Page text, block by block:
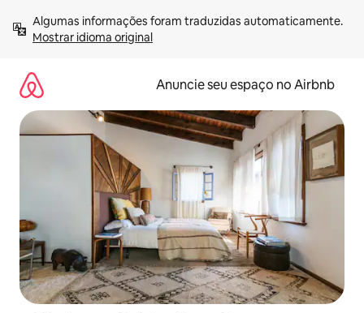
para
Mostrar idioma original
Anuncie seu espaço no Airbnb